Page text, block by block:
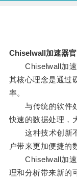
Chiselwall加速器官
Chiselwall加速
其核心理念是通过
率。
与传统的软件处
快速的数据处理，
这种技术创新不
户带来更加便捷的
Chiselwall加速
理和分析带来新的